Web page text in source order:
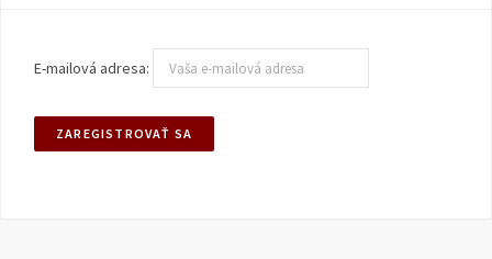
E-mailová adresa: